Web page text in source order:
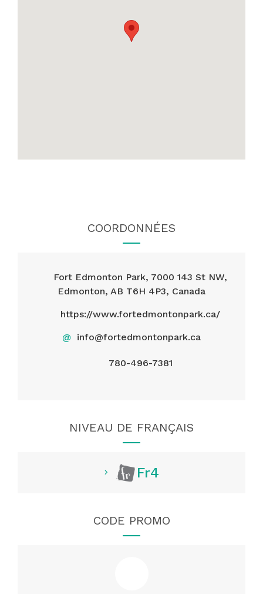
COORDONNÉES
Fort Edmonton Park, 7000 143 St NW,
Edmonton, AB T6H 4P3, Canada
https://www.fortedmontonpark.ca/
@ info@fortedmontonpark.ca
780-496-7381
NIVEAU DE FRANÇAIS
Fr4
CODE PROMO